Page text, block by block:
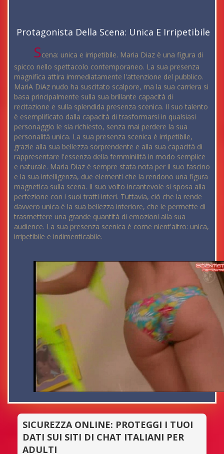
Protagonista Della Scena: Unica E Irripetibile
Scena: unica e irripetibile. Maria Diaz è una figura di
spicco nello spettacolo contemporaneo. La sua presenza
magnifica attira immediatamente l'attenzione del pubblico.
MariA DiAz nudo ha suscitato scalpore, ma la sua carriera si
basa principalmente sulla sua brillante capacità di
recitazione e sulla splendida presenza scenica. Il suo talento
è esemplificato dalla capacità di trasformarsi in qualsiasi
personaggio le sia richiesto, senza mai perdere la sua
personalità unica. La sua presenza scenica è irripetibile,
grazie alla sua bellezza sorprendente e alla sua capacità di
rappresentare l'essenza della femminilità in modo semplice
e naturale. Maria Diaz è sempre stata nota per il suo fascino
e la sua intelligenza, due elementi che la rendono una figura
magnetica sulla scena. Il suo volto incantevole si sposa alla
perfezione con i suoi tratti interi. Tuttavia, ciò che la rende
davvero unica è la sua bellezza interiore, che le permette di
trasmettere una grande quantità di emozioni alla sua
audience. La sua presenza scenica è come nient'altro: unica,
irripetibile e indimenticabile.
SICUREZZA ONLINE: PROTEGGI I TUOI
DATI SUI SITI DI CHAT ITALIANI PER
ADULTI